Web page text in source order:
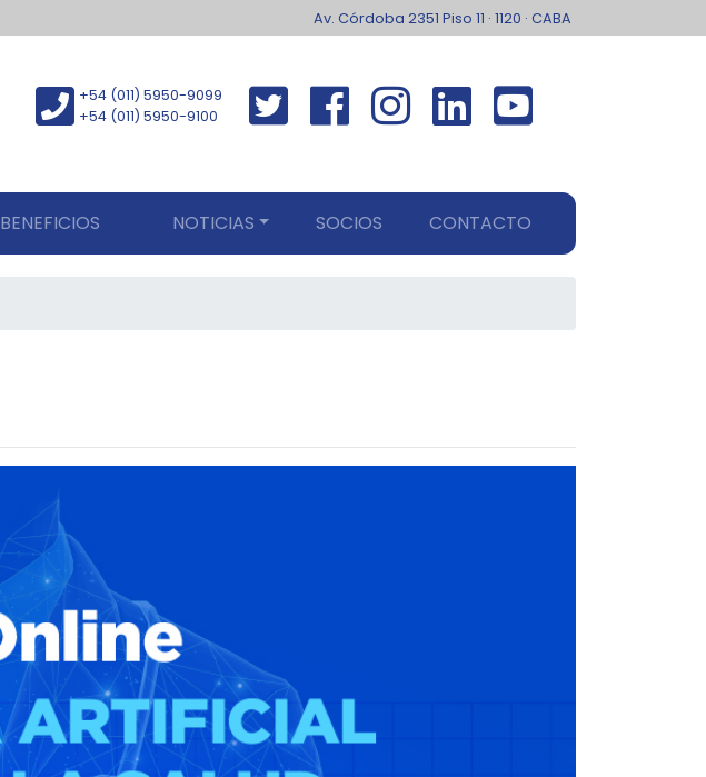
Av. Córdoba 2351 Piso 11 · 1120 · CABA
+54 (011) 5950-9099
+54 (011) 5950-9100
BENEFICIOS NOTICIAS SOCIOS CONTACTO